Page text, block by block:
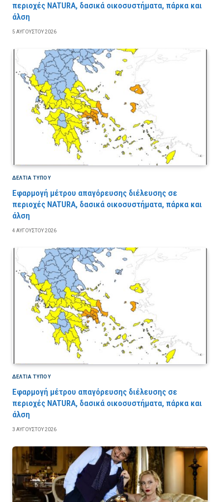
περιοχές NATURA, δασικά οικοσυστήματα, πάρκα και
άλση
5 ΑΥΓΟΎΣΤΟΥ 2026
ΔΕΛΤΙΑ ΤΥΠΟΥ
Εφαρμογή μέτρου απαγόρευσης διέλευσης σε
περιοχές NATURA, δασικά οικοσυστήματα, πάρκα και
άλση
4 ΑΥΓΟΎΣΤΟΥ 2026
ΔΕΛΤΙΑ ΤΥΠΟΥ
Εφαρμογή μέτρου απαγόρευσης διέλευσης σε
περιοχές NATURA, δασικά οικοσυστήματα, πάρκα και
άλση
3 ΑΥΓΟΎΣΤΟΥ 2026